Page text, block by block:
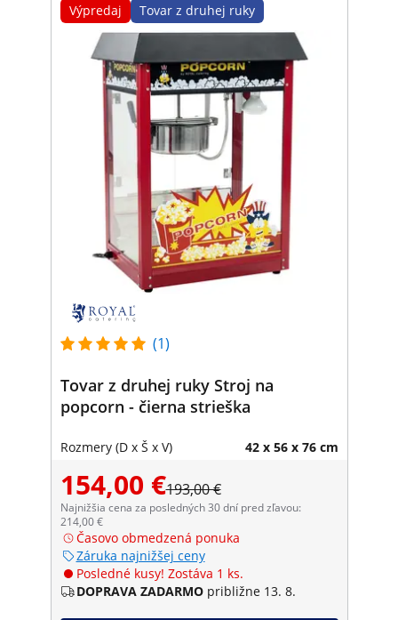
Výpredaj Tovar z druhej ruky
(1)
Tovar z druhej ruky Stroj na
popcorn - čierna strieška
Rozmery (D x Š x V) 42 x 56 x 76 cm
154,00 €193,00 €
Najnižšia cena za posledných 30 dní pred zľavou:
214,00 €
Časovo obmedzená ponuka
Záruka najnižšej ceny
Posledné kusy! Zostáva 1 ks.
DOPRAVA ZADARMO približne 13. 8.